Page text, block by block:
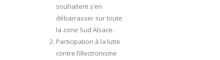
souhaitent s’en
débarrasser sur toute
la zone Sud Alsace.
Participation à la lutte
contre l’illectronisme